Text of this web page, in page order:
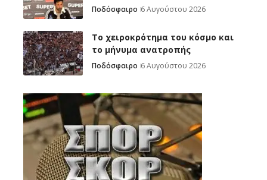
Ποδόσφαιρο 6 Αυγούστου 2026
Το χειροκρότημα του κόσμο και
το μήνυμα ανατροπής
Ποδόσφαιρο 6 Αυγούστου 2026